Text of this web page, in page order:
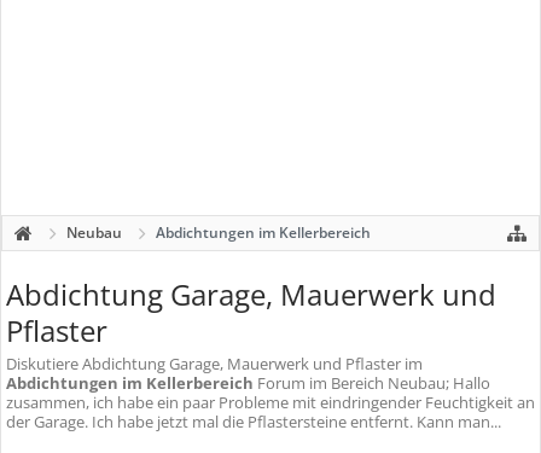
Neubau Abdichtungen im Kellerbereich
Abdichtung Garage, Mauerwerk und
Pflaster
DiskutiereAbdichtung Garage, Mauerwerk und Pflaster im
Abdichtungen im Kellerbereich Forum im Bereich Neubau; Hallo
zusammen, ich habe ein paar Probleme mit eindringender Feuchtigkeit an
der Garage. Ich habe jetzt mal die Pflastersteine entfernt. Kann man...